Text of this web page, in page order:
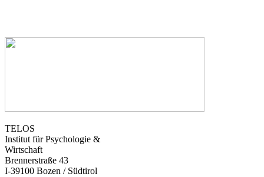
TELOS
Institut für Psychologie &
Wirtschaft
Brennerstraße 43
I-39100 Bozen / Südtirol